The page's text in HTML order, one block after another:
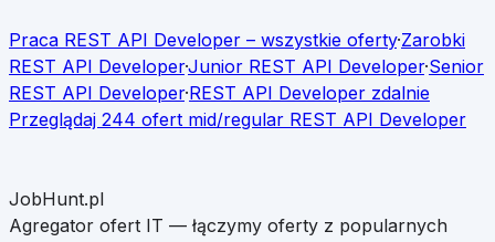
Praca REST API Developer – wszystkie oferty·Zarobki
REST API Developer·Junior REST API Developer·Senior
REST API Developer·REST API Developer zdalnie
Przeglądaj 244 ofert mid/regular REST API Developer
JobHunt.pl
Agregator ofert IT — łączymy oferty z popularnych